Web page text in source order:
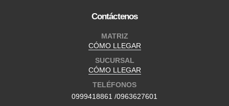
Contáctenos
MATRIZ
CÓMO LLEGAR
SUCURSAL
CÓMO LLEGAR
TELÉFONOS
0999418861 /0963627601